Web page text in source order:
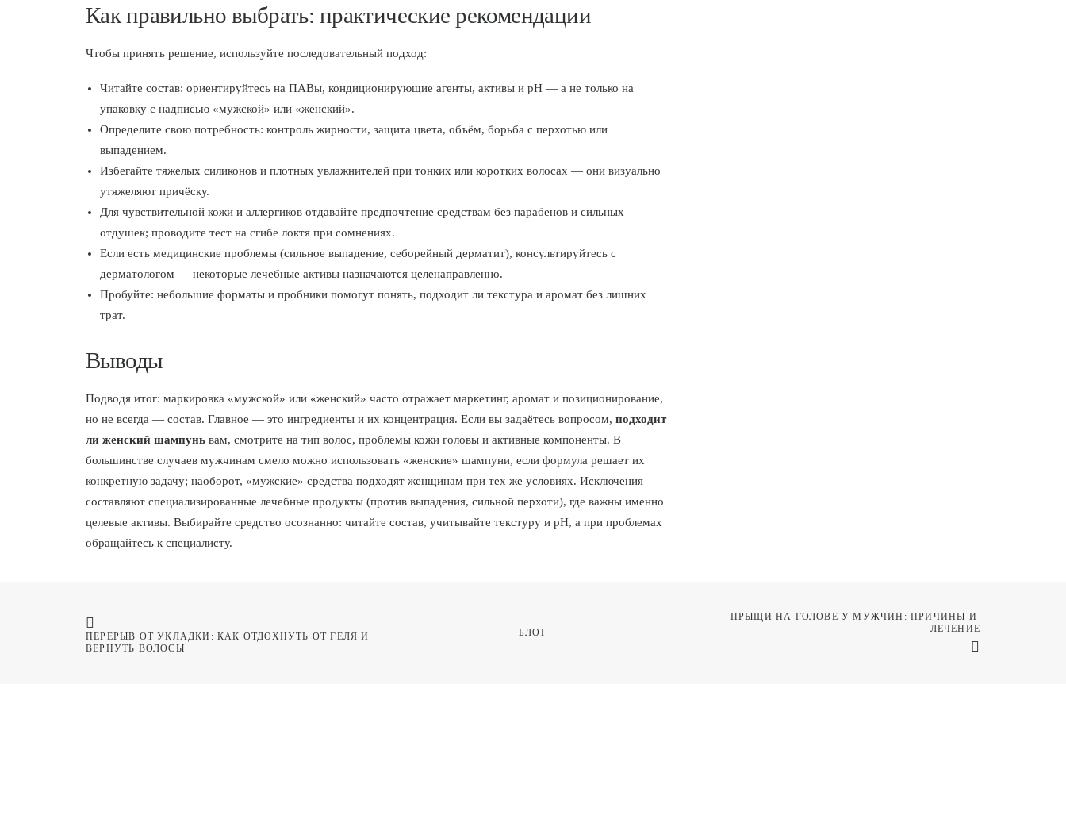
Как правильно выбрать: практические рекомендации
Чтобы принять решение, используйте последовательный подход:
Читайте состав: ориентируйтесь на ПАВы, кондиционирующие агенты, активы и pH — а не только на
упаковку с надписью «мужской» или «женский».
Определите свою потребность: контроль жирности, защита цвета, объём, борьба с перхотью или
выпадением.
Избегайте тяжелых силиконов и плотных увлажнителей при тонких или коротких волосах — они визуально
утяжеляют причёску.
Для чувствительной кожи и аллергиков отдавайте предпочтение средствам без парабенов и сильных
отдушек; проводите тест на сгибе локтя при сомнениях.
Если есть медицинские проблемы (сильное выпадение, себорейный дерматит), консультируйтесь с
дерматологом — некоторые лечебные активы назначаются целенаправленно.
Пробуйте: небольшие форматы и пробники помогут понять, подходит ли текстура и аромат без лишних
трат.
Выводы
Подводя итог: маркировка «мужской» или «женский» часто отражает маркетинг, аромат и позиционирование,
но не всегда — состав. Главное — это ингредиенты и их концентрация. Если вы задаётесь вопросом, подходит
ли женский шампунь вам, смотрите на тип волос, проблемы кожи головы и активные компоненты. В
большинстве случаев мужчинам смело можно использовать «женские» шампуни, если формула решает их
конкретную задачу; наоборот, «мужские» средства подходят женщинам при тех же условиях. Исключения
составляют специализированные лечебные продукты (против выпадения, сильной перхоти), где важны именно
целевые активы. Выбирайте средство осознанно: читайте состав, учитывайте текстуру и pH, а при проблемах
обращайтесь к специалисту.
ПЕРЕРЫВ ОТ УКЛАДКИ: КАК ОТДОХНУТЬ ОТ ГЕЛЯ И
ВЕРНУТЬ ВОЛОСЫ
БЛОГ
ПРЫЩИ НА ГОЛОВЕ У МУЖЧИН: ПРИЧИНЫ И
ЛЕЧЕНИЕ